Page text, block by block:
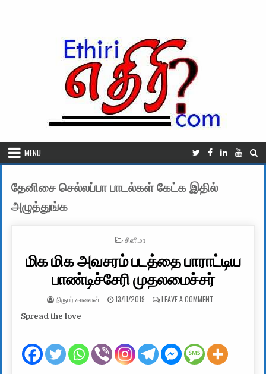
MENU
தேனிசை செல்லப்பா பாடல்கள் கேட்க இதில்
அழுத்துங்க
POSTED IN
சினிமா
மிக மிக அவசரம் படத்தை பாராட்டிய
பாண்டிச்சேரி முதலமைச்சர்
AUTHOR:
நிருபர் காவலன் PUBLISHED DATE:
13/11/2019 LEAVE A COMMENTON மிக மிக
Spread the love